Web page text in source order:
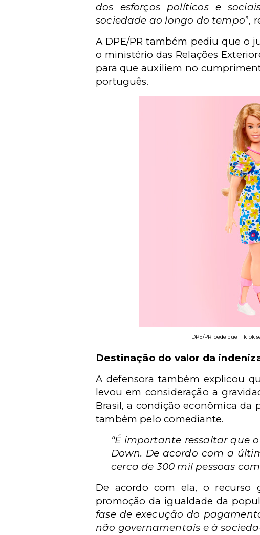
dos esforços políticos e
sociedade ao longo do tempo”,
A DPE/PR também pediu que o
o ministério das Relações
para que auxiliem no
português.
DPE/PR pede que
Destinação do valor da
A defensora também explicou
levou em consideração a
Brasil, a condição econômica da
também pelo comediante.
“É importante ressaltar que
Down. De acordo com a
cerca de 300 mil pessoas
De acordo com ela, o recurso
promoção da igualdade da
fase de execução do
não governamentais e à